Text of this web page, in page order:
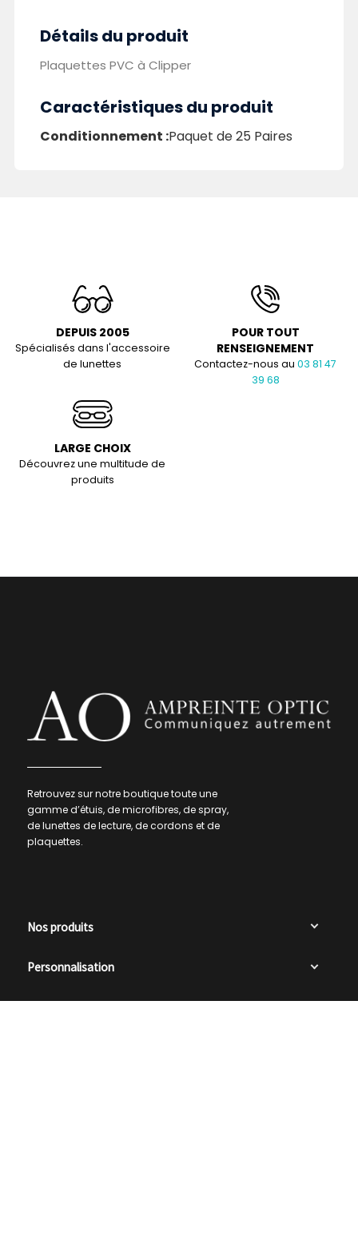
Détails du produit
Plaquettes PVC à Clipper
Caractéristiques du produit
Conditionnement :Paquet de 25 Paires
DEPUIS 2005
Spécialisés dans l'accessoire
de lunettes
POUR TOUT
RENSEIGNEMENT
Contactez-nous au03 81 47
39 68
LARGE CHOIX
Découvrez une multitude de
produits
Retrouvez sur notre boutique toute une
gamme d’étuis, de microfibres, de spray,
de lunettes de lecture, de cordons et de
plaquettes.
Nos produits
Personnalisation